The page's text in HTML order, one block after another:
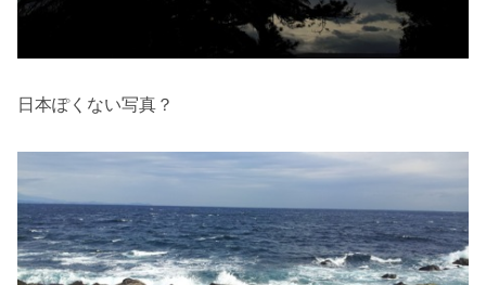
日本ぽくない写真？